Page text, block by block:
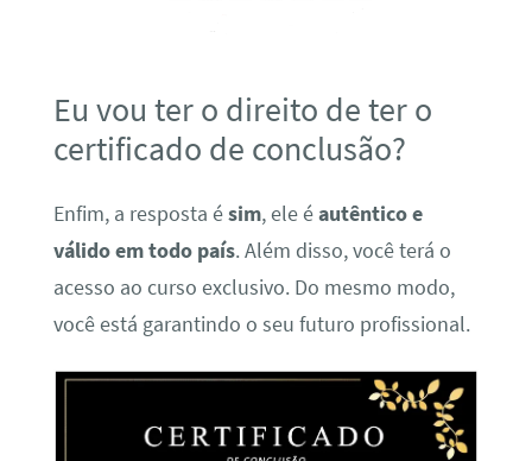
Eu vou ter o direito de ter o
certificado de conclusão?
Enfim, a resposta ésim, ele éautêntico e
válido em todo país. Além disso, você terá o
acesso ao curso exclusivo. Do mesmo modo,
você está garantindo o seu futuro profissional.